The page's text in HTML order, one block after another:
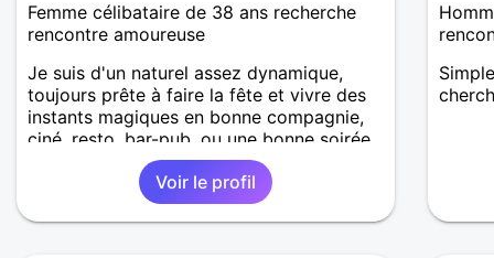
la
les
écrire
très
Femme célibataire de 38 ans recherche
rencontre amoureuse
Je suis d'un naturel assez dynamique,
toujours prête à faire la fête et vivre des
instants magiques en bonne compagnie,
ciné, resto, bar-pub, ou une bonne soirée
Voir le profil